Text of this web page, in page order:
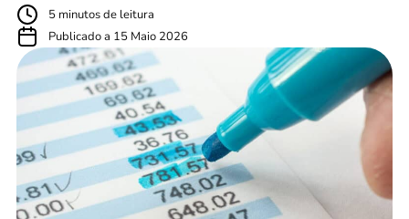
5 minutos de leitura
Publicado a 15 Maio 2026